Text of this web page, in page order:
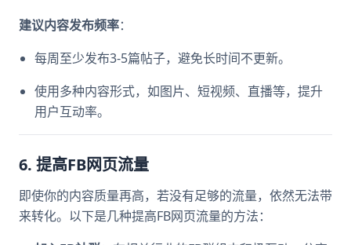
建议内容发布频率：
每周至少发布3-5篇帖子，避免长时间不更新。
使用多种内容形式，如图片、短视频、直播等，提升
用户互动率。
6. 提高FB网页流量
即使你的内容质量再高，若没有足够的流量，依然无法带
来转化。以下是几种提高FB网页流量的方法：